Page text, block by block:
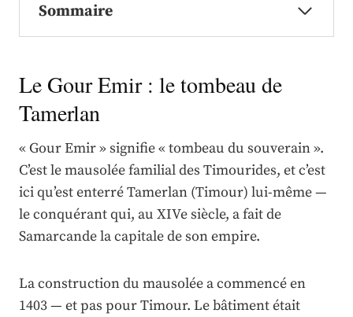
Sommaire
Le Gour Emir : le tombeau de
Tamerlan
« Gour Emir » signifie « tombeau du souverain ».
C’est le mausolée familial des Timourides, et c’est
ici qu’est enterré Tamerlan (Timour) lui-même —
le conquérant qui, au XIVe siècle, a fait de
Samarcande la capitale de son empire.
La construction du mausolée a commencé en
1403 — et pas pour Timour. Le bâtiment était